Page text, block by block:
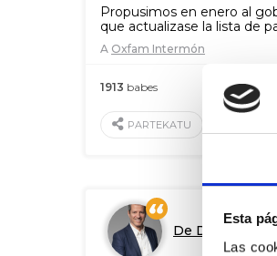
Esta
Las
Propusimos en enero al
que actualizase la lista de
A Oxfam Intermón
1913 babes
PARTEKATU
De Daniel